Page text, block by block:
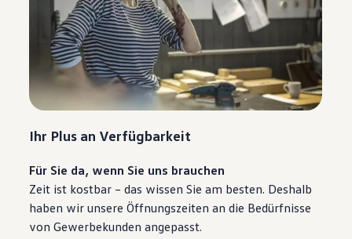
Ihr Plus an Verfügbarkeit
Für Sie da, wenn Sie uns brauchen
Zeit ist kostbar – das wissen Sie am besten. Deshalb
haben wir unsere Öffnungszeiten an die Bedürfnisse
von Gewerbekunden angepasst.